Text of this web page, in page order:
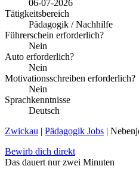
06-07-2026
Tätigkeitsbereich
Pädagogik / Nachhilfe
Führerschein erforderlich?
Nein
Auto erforderlich?
Nein
Motivationsschreiben erforderlich?
Nein
Sprachkenntnisse
Deutsch
Zwickau | Pädagogik Jobs |
Bewirb dich direkt
Das dauert nur zwei Minuten